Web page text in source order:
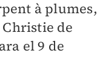
à plumes,
de
el 9 de